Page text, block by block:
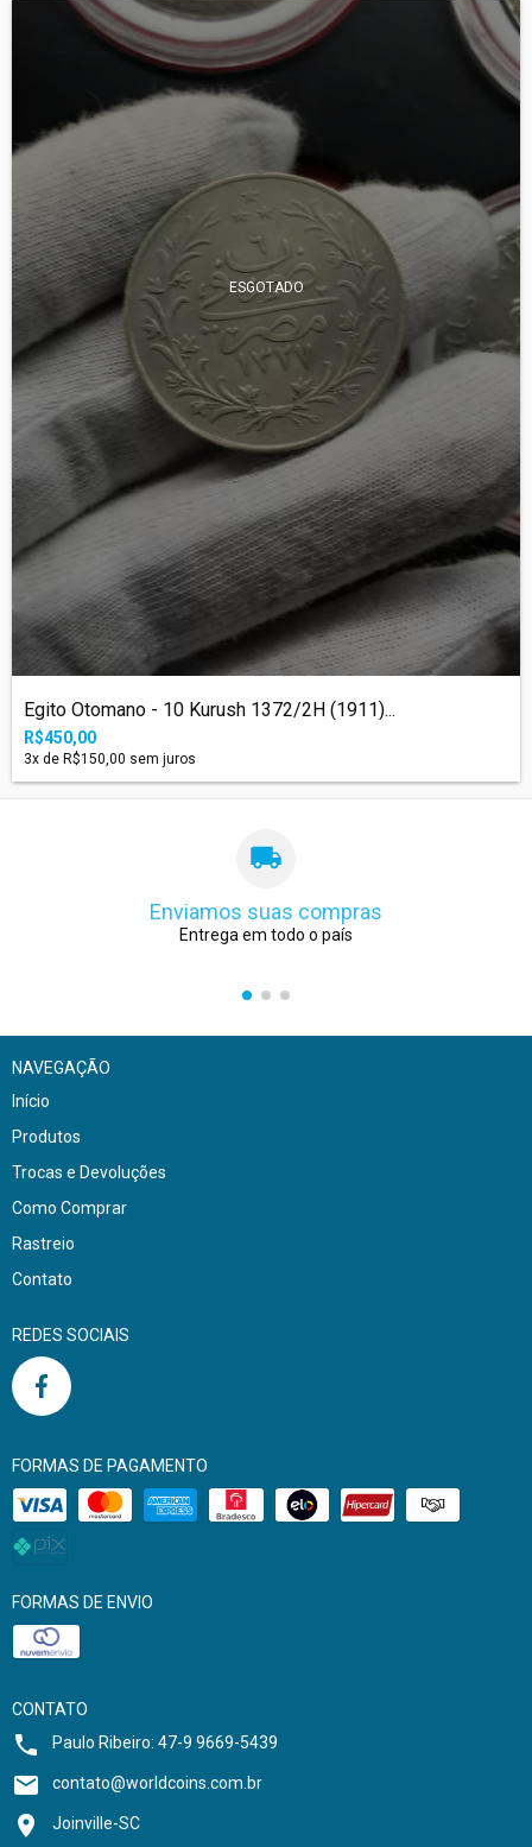
ESGOTADO
Egito Otomano - 10 Kurush 1372/2H (1911)...
R$450,00
3x de R$150,00 sem juros
Enviamos suas compras
Entrega em todo o país
NAVEGAÇÃO
Início
Produtos
Trocas e Devoluções
Como Comprar
Rastreio
Contato
REDES SOCIAIS
FORMAS DE PAGAMENTO
FORMAS DE ENVIO
CONTATO
Paulo Ribeiro: 47-9 9669-5439
contato@worldcoins.com.br
Joinville-SC